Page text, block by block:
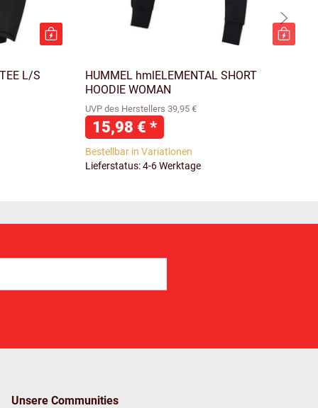
L/S
HUMMEL hmlELEMENTAL SHORT
HOODIE WOMAN
UVP des Herstellers 39,95 €
15,98 € *
Bestellbar in Variationen
Lieferstatus: 4-6 Werktage
Unsere Communities